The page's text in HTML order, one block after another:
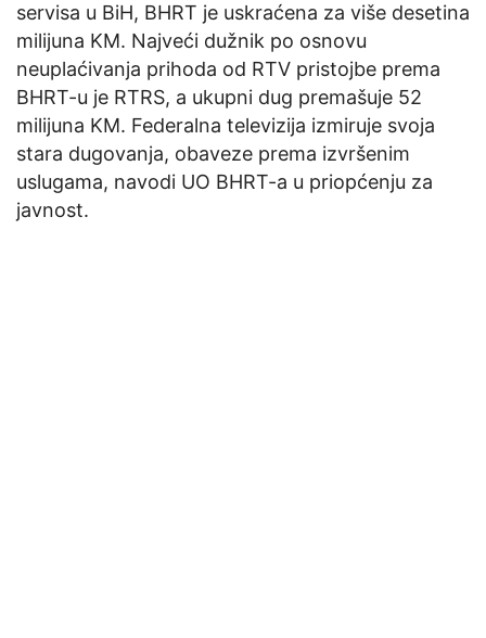
servisa u BiH, BHRT je uskraćena za više desetina
milijuna KM. Najveći dužnik po osnovu
neuplaćivanja prihoda od RTV pristojbe prema
BHRT-u je RTRS, a ukupni dug premašuje 52
milijuna KM. Federalna televizija izmiruje svoja
stara dugovanja, obaveze prema izvršenim
uslugama, navodi UO BHRT-a u priopćenju za
javnost.